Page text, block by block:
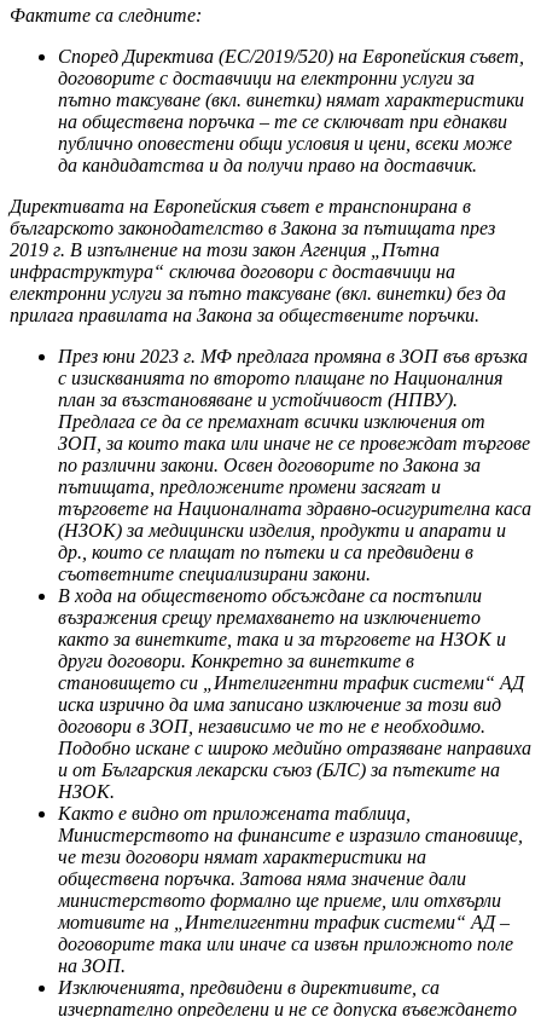
Фактите са следните:
Според Директива (ЕС/2019/520) на Европейския съвет,
договорите с доставчици на електронни услуги за
пътно таксуване (вкл. винетки) нямат характеристики
на обществена поръчка – те се сключват при еднакви
публично оповестени общи условия и цени, всеки може
да кандидатства и да получи право на доставчик.
Директивата на Европейския съвет е транспонирана в
българското законодателство в Закона за пътищата през
2019 г. В изпълнение на този закон Агенция „Пътна
инфраструктура“ сключва договори с доставчици на
електронни услуги за пътно таксуване (вкл. винетки) без да
прилага правилата на Закона за обществените поръчки.
През юни 2023 г. МФ предлага промяна в ЗОП във връзка
с изискванията по второто плащане по Националния
план за възстановяване и устойчивост (НПВУ).
Предлага се да се премахнат всички изключения от
ЗОП, за които така или иначе не се провеждат търгове
по различни закони. Освен договорите по Закона за
пътищата, предложените промени засягат и
търговете на Националната здравно-осигурителна каса
(НЗОК) за медицински изделия, продукти и апарати и
др., които се плащат по пътеки и са предвидени в
съответните специализирани закони.
В хода на общественото обсъждане са постъпили
възражения срещу премахването на изключението
както за винетките, така и за търговете на НЗОК и
други договори. Конкретно за винетките в
становището си „Интелигентни трафик системи“ АД
иска изрично да има записано изключение за този вид
договори в ЗОП, независимо че то не е необходимо.
Подобно искане с широко медийно отразяване направиха
и от Българския лекарски съюз (БЛС) за пътеките на
НЗОК.
Както е видно от приложената таблица,
Министерството на финансите е изразило становище,
че тези договори нямат характеристики на
обществена поръчка. Затова няма значение дали
министерството формално ще приеме, или отхвърли
мотивите на „Интелигентни трафик системи“ АД –
договорите така или иначе са извън приложното поле
на ЗОП.
Изключенията, предвидени в директивите, са
изчерпателно определени и не се допуска въвеждането